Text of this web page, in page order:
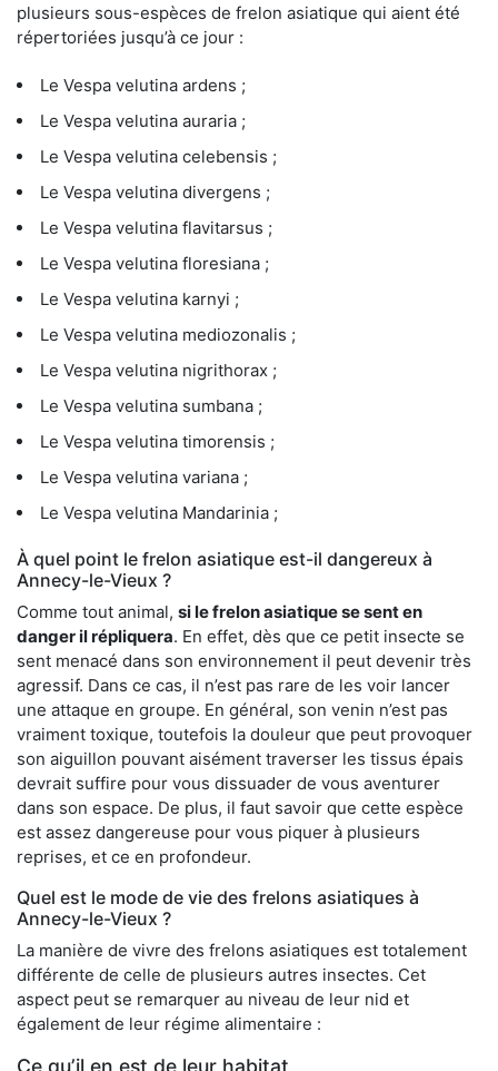
plusieurs sous-espèces de frelon asiatique qui aient été
répertoriées jusqu’à ce jour :
Le Vespa velutina ardens ;
Le Vespa velutina auraria ;
Le Vespa velutina celebensis ;
Le Vespa velutina divergens ;
Le Vespa velutina flavitarsus ;
Le Vespa velutina floresiana ;
Le Vespa velutina karnyi ;
Le Vespa velutina mediozonalis ;
Le Vespa velutina nigrithorax ;
Le Vespa velutina sumbana ;
Le Vespa velutina timorensis ;
Le Vespa velutina variana ;
Le Vespa velutina Mandarinia ;
À quel point le frelon asiatique est-il dangereux à
Annecy-le-Vieux ?
Comme tout animal, si le frelon asiatique se sent en
danger il répliquera. En effet, dès que ce petit insecte se
sent menacé dans son environnement il peut devenir très
agressif. Dans ce cas, il n’est pas rare de les voir lancer
une attaque en groupe. En général, son venin n’est pas
vraiment toxique, toutefois la douleur que peut provoquer
son aiguillon pouvant aisément traverser les tissus épais
devrait suffire pour vous dissuader de vous aventurer
dans son espace. De plus, il faut savoir que cette espèce
est assez dangereuse pour vous piquer à plusieurs
reprises, et ce en profondeur.
Quel est le mode de vie des frelons asiatiques à
Annecy-le-Vieux ?
La manière de vivre des frelons asiatiques est totalement
différente de celle de plusieurs autres insectes. Cet
aspect peut se remarquer au niveau de leur nid et
également de leur régime alimentaire :
Ce qu’il en est de leur habitat